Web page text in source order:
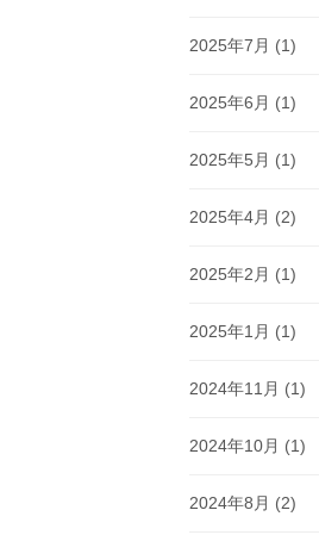
2025年7月 (1)
2025年6月 (1)
2025年5月 (1)
2025年4月 (2)
2025年2月 (1)
2025年1月 (1)
2024年11月 (1)
2024年10月 (1)
2024年8月 (2)